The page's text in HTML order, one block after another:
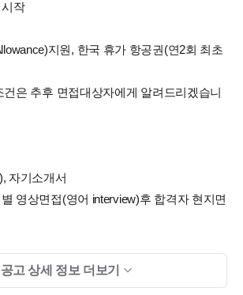
작
지원, 한국 휴가 항공권(연2회 최초
건은 추후 면접대상자에게 알려드리겠습니
자기소개서
영상면접(영어 interview)후 합격자 현지면
(카톡아이디)
공고 상세 정보 더보기